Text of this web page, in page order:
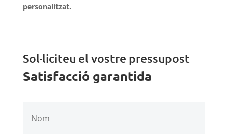
personalitzat.
Sol·liciteu el vostre pressupost
Satisfacció garantida